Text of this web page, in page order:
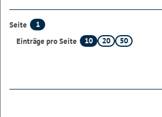
Seite
1
Einträge pro Seite
10 20 50